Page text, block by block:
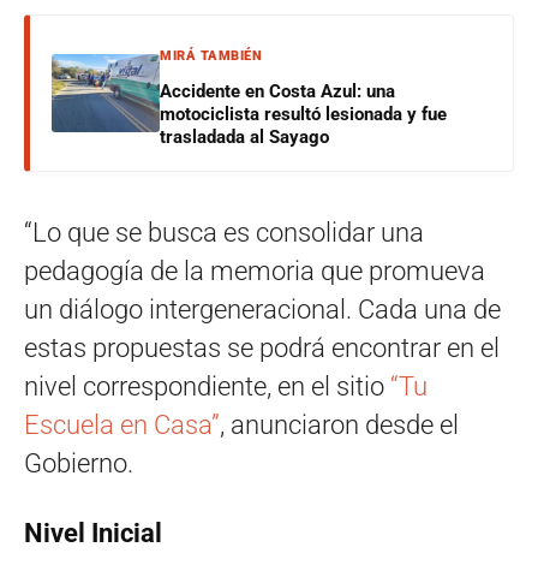
MIRÁ TAMBIÉN
Accidente en Costa Azul: una
motociclista resultó lesionada y fue
trasladada al Sayago
“Lo que se busca es consolidar una
pedagogía de la memoria que promueva
un diálogo intergeneracional. Cada una de
estas propuestas se podrá encontrar en el
nivel correspondiente, en el sitio “Tu
Escuela en Casa”, anunciaron desde el
Gobierno.
Nivel Inicial